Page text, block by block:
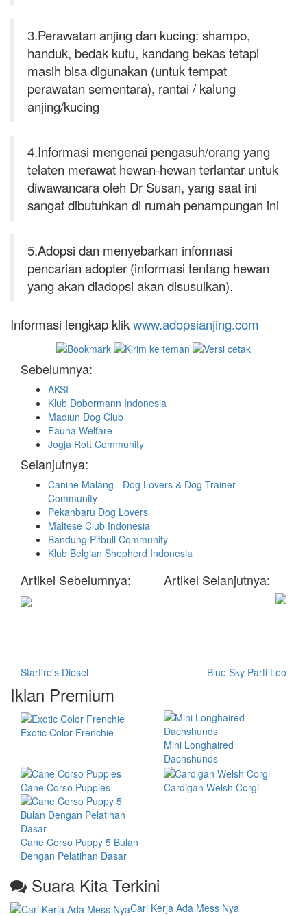
3.Perawatan anjing dan kucing: shampo,
handuk, bedak kutu, kandang bekas tetapi
masih bisa digunakan (untuk tempat
perawatan sementara), rantai / kalung
anjing/kucing
4.Informasi mengenai pengasuh/orang yang
telaten merawat hewan-hewan terlantar untuk
diwawancara oleh Dr Susan, yang saat ini
sangat dibutuhkan di rumah penampungan ini
5.Adopsi dan menyebarkan informasi
pencarian adopter (informasi tentang hewan
yang akan diadopsi akan disusulkan).
Informasi lengkap klikwww.adopsianjing.com
Sebelumnya:
AKSI
Klub Dobermann Indonesia
Madiun Dog Club
Fauna Welfare
Jogja Rott Community
Selanjutnya:
Canine Malang - Dog Lovers & Dog Trainer
Community
Pekanbaru Dog Lovers
Maltese Club Indonesia
Bandung Pitbull Community
Klub Belgian Shepherd Indonesia
Artikel Sebelumnya:
Starfire's Diesel
Artikel Selanjutnya:
Blue Sky Parti Leo
Iklan Premium
Exotic Color Frenchie
Mini Longhaired
Dachshunds
Cane Corso Puppies Cardigan Welsh Corgi
Cane Corso Puppy 5 Bulan
Dengan Pelatihan Dasar
Suara Kita Terkini
Cari Kerja Ada Mess Nya